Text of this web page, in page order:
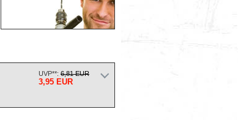
UVP**: 6,81 EUR
3,95 EUR